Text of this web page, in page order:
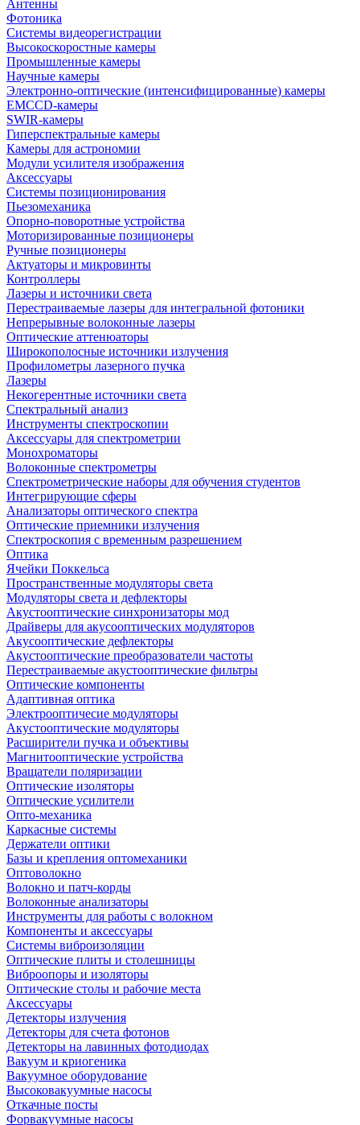
Антенны
Фотоника
Cистемы видеорегистрации
Высокоскоростные камеры
Промышленные камеры
Научные камеры
Электронно-оптические (интенсифицированные) камеры
EMCCD-камеры
SWIR-камеры
Гиперспектральные камеры
Камеры для астрономии
Модули усилителя изображения
Аксессуары
Системы позиционирования
Пьезомеханика
Опорно-поворотные устройства
Моторизированные позиционеры
Ручные позиционеры
Актуаторы и микровинты
Контроллеры
Лазеры и источники света
Перестраиваемые лазеры для интегральной фотоники
Непрерывные волоконные лазеры
Оптические аттенюаторы
Широкополосные источники излучения
Профилометры лазерного пучка
Лазеры
Некогерентные источники света
Спектральный анализ
Инструменты спектроскопии
Аксессуары для спектрометрии
Монохроматоры
Волоконные спектрометры
Спектрометрические наборы для обучения студентов
Интегрирующие сферы
Анализаторы оптического спектра
Оптические приемники излучения
Спектроскопия с временным разрешением
Оптика
Ячейки Поккельса
Пространственные модуляторы света
Модуляторы света и дефлекторы
Акустооптические синхронизаторы мод
Драйверы для акусооптических модуляторов
Акусооптические дефлекторы
Акустооптические преобразователи частоты
Перестраиваемые акустооптические фильтры
Оптические компоненты
Адаптивная оптика
Электрооптичесие модуляторы
Акустооптические модуляторы
Расширители пучка и объективы
Магнитооптические устройства
Вращатели поляризации
Оптические изоляторы
Оптические усилители
Опто-механика
Каркасные системы
Держатели оптики
Базы и крепления оптомеханики
Оптоволокно
Волокно и патч-корды
Волоконные анализаторы
Инструменты для работы с волокном
Компоненты и аксессуары
Системы виброизоляции
Оптические плиты и столешницы
Виброопоры и изоляторы
Оптические столы и рабочие места
Аксессуары
Детекторы излучения
Детекторы для счета фотонов
Детекторы на лавинных фотодиодах
Вакуум и криогеника
Вакуумное оборудование
Высоковакуумные насосы
Откачные посты
Форвакуумные насосы